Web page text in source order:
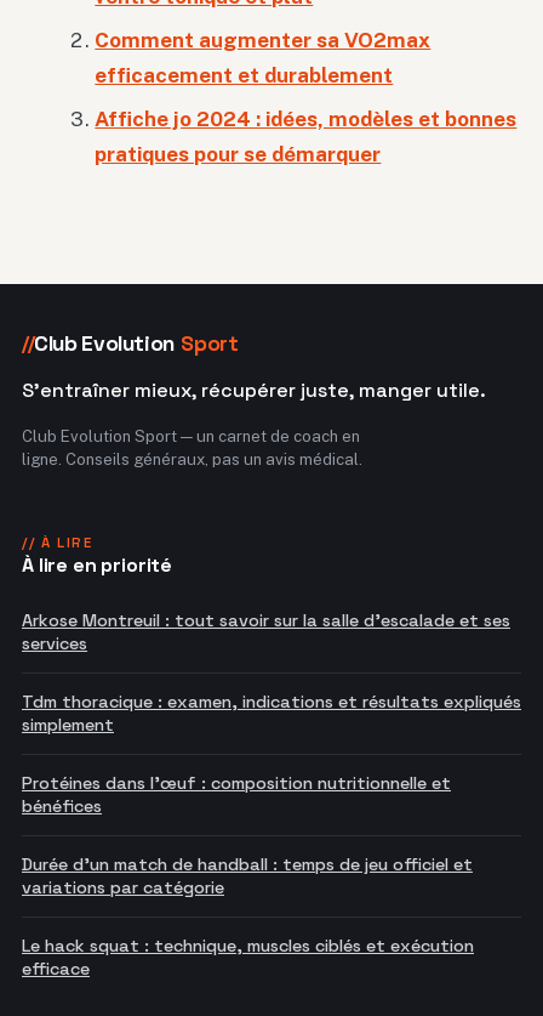
Comment augmenter sa VO2max
efficacement et durablement
Affiche jo 2024 : idées, modèles et bonnes
pratiques pour se démarquer
//Club Evolution Sport
S'entraîner mieux, récupérer juste, manger utile.
Club Evolution Sport — un carnet de coach en
ligne. Conseils généraux, pas un avis médical.
// À LIRE
À lire en priorité
Arkose Montreuil : tout savoir sur la salle d'escalade et ses
services
Tdm thoracique : examen, indications et résultats expliqués
simplement
Protéines dans l'œuf : composition nutritionnelle et
bénéfices
Durée d'un match de handball : temps de jeu officiel et
variations par catégorie
Le hack squat : technique, muscles ciblés et exécution
efficace